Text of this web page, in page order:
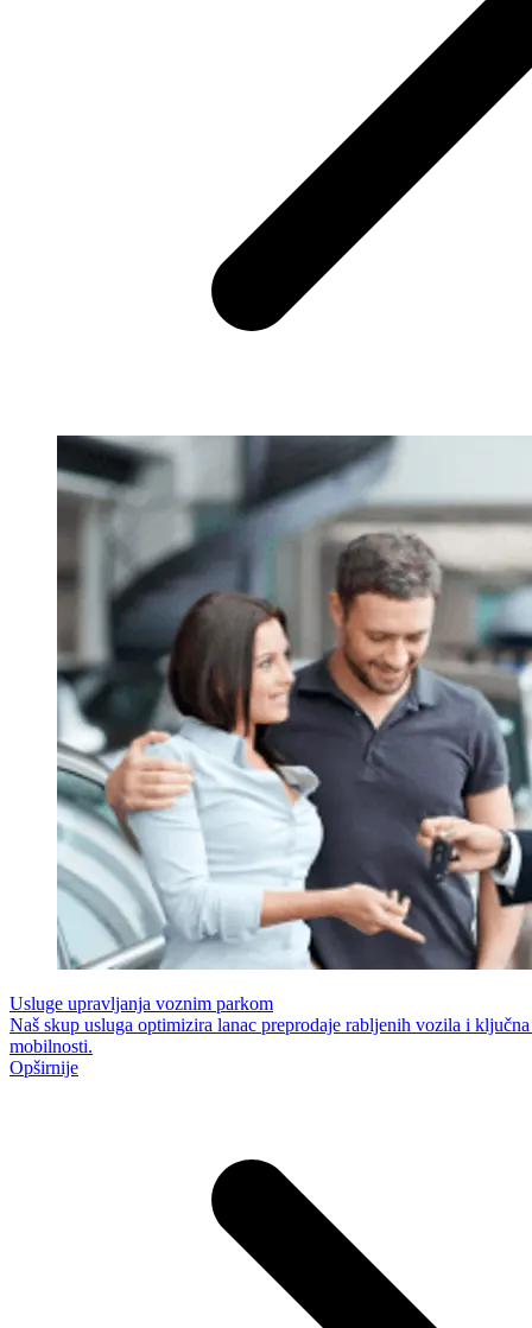
Usluge upravljanja voznim parkom
Naš skup usluga optimizira lanac preprodaje rabljenih vozila i
mobilnosti.
Opširnije